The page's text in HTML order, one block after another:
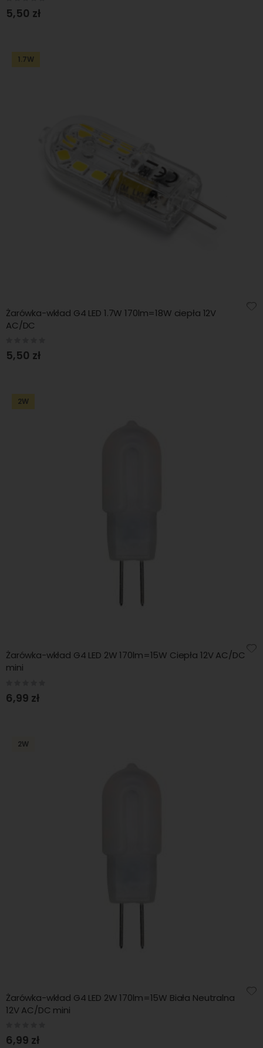
5,50 zł
1.7W
Żarówka-wkład G4 LED 1.7W 170lm=18W ciepła 12V
AC/DC
5,50 zł
2W
Żarówka-wkład G4 LED 2W 170lm=15W Ciepła 12V AC/DC
mini
6,99 zł
2W
Żarówka-wkład G4 LED 2W 170lm=15W Biała Neutralna
12V AC/DC mini
6,99 zł